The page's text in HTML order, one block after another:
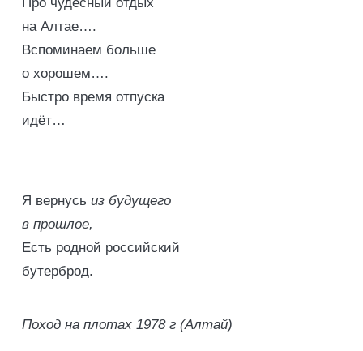
на Алтае….
Вспоминаем больше
о хорошем….
Быстро время отпуска
идёт…
Я вернусь из будущего
в прошлое,
Есть родной российский
бутерброд.
Поход на плотах 1978 г (Алтай)